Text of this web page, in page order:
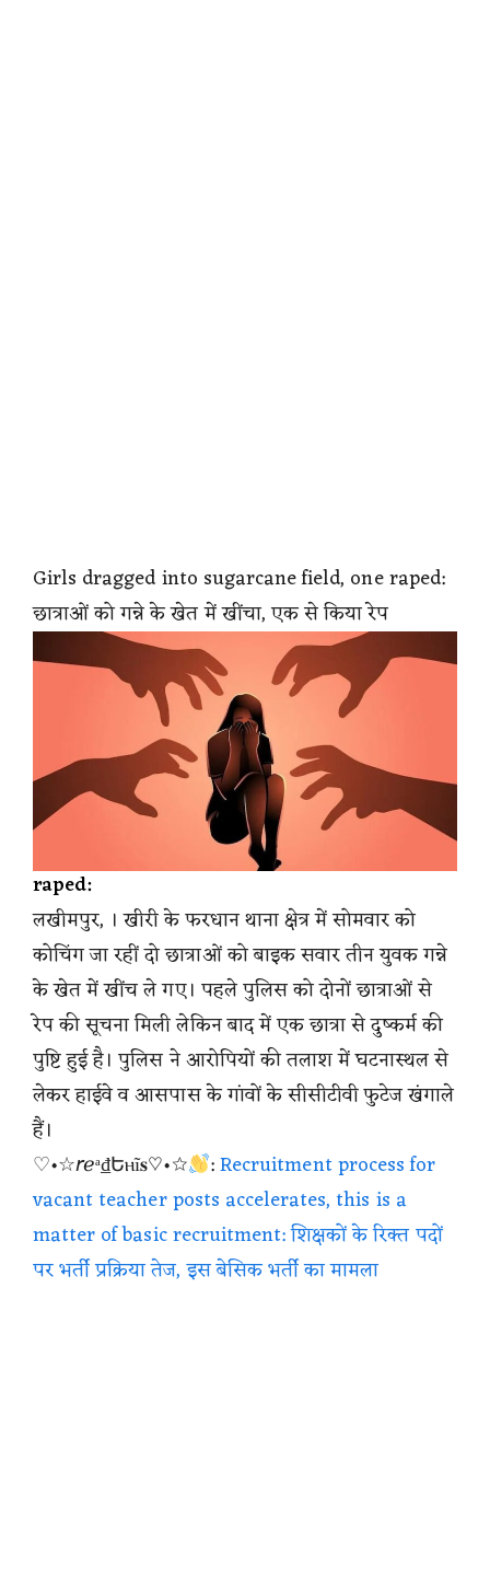
Girls dragged into sugarcane field, one raped:
छात्राओं को गन्ने के खेत में खींचा, एक से किया रेप
raped:
लखीमपुर, । खीरी के फरधान थाना क्षेत्र में सोमवार को
कोचिंग जा रहीं दो छात्राओं को बाइक सवार तीन युवक गन्ने
के खेत में खींच ले गए। पहले पुलिस को दोनों छात्राओं से
रेप की सूचना मिली लेकिन बाद में एक छात्रा से दुष्कर्म की
पुष्टि हुई है। पुलिस ने आरोपियों की तलाश में घटनास्थल से
लेकर हाईवे व आसपास के गांवों के सीसीटीवी फुटेज खंगाले
हैं।
♡•☆𝘳ℯᵃ₫Եⲏĩ𝐬♡•☆
:Recruitment process for
vacant teacher posts accelerates, this is a
matter of basic recruitment: शिक्षकों के रिक्त पदों
पर भर्ती प्रक्रिया तेज, इस बेसिक भर्ती का मामला